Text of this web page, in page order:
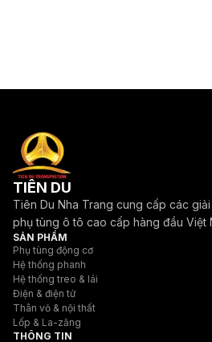
TIÊN DU
Tiên Du Nha Trang cung cấp các
phụ tùng ô tô cao cấp hàng đầu Việt
SẢN PHẨM
Phụ tùng động cơ
Hệ thống phanh
Hệ thống treo & lái
Điện & điện tử
Thân vỏ & nội thất
Lốp & La-zăng
THÔNG TIN